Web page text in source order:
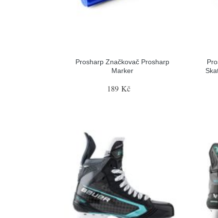
Prosharp Značkovač Prosharp
Marker
189 Kč